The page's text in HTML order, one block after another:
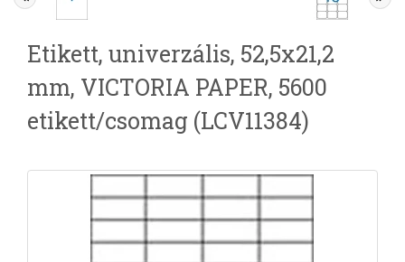
Etikett, univerzális, 52,5x21,2
mm, VICTORIA PAPER, 5600
etikett/csomag (LCV11384)